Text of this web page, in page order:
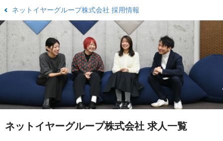
ネットイヤーグループ株式会社 採用情報
ネットイヤーグループ株式会社 求人一覧